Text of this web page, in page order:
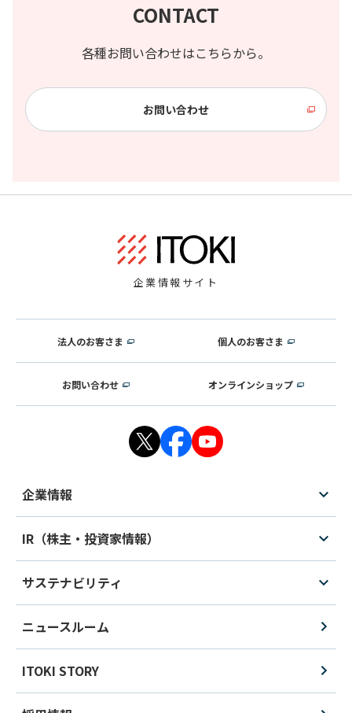
CONTACT
各種お問い合わせはこちらから。
お問い合わせ
企業情報サイト
法人のお客さま 個人のお客さま
お問い合わせ オンラインショップ
企業情報
IR（株主・投資家情報）
サステナビリティ
ニュースルーム
ITOKI STORY